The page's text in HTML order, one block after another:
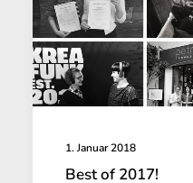
1. Januar 2018
Best of 2017!